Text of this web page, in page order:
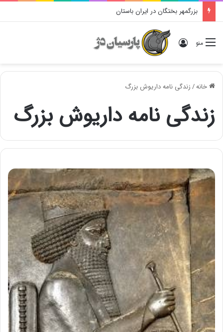
بزرگمهر بختگان در ایران باستان
منو ورود
خانه/زندگی نامه داریوش بزرگ
زندگی نامه داریوش بزرگ